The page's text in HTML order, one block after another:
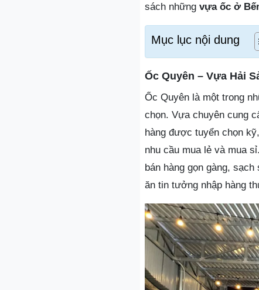
sách những vựa ốc ở
Mục lục nội dung
Ốc Quyên – Vựa Hải
Ốc Quyên là một trong
chọn. Vựa chuyên cung
hàng được tuyển chọn
nhu cầu mua lẻ và mua
bán hàng gọn gàng,
ăn tin tưởng nhập hàng